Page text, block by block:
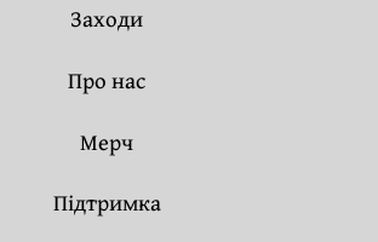
Заходи
Про нас
Мерч
Підтримка